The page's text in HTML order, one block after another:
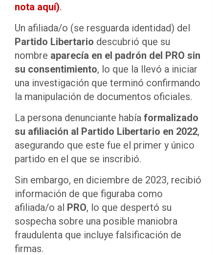
nota aquí).
Un afiliada/o (se resguarda identidad) del
Partido Libertario descubrió que su
nombre aparecía en el padrón del PRO sin
su consentimiento, lo que la llevó a iniciar
una investigación que terminó confirmando
la manipulación de documentos oficiales.
La persona denunciante había formalizado
su afiliación al Partido Libertario en 2022,
asegurando que este fue el primer y único
partido en el que se inscribió.
Sin embargo, en diciembre de 2023, recibió
información de que figuraba como
afiliada/o al PRO, lo que despertó su
sospecha sobre una posible maniobra
fraudulenta que incluye falsificación de
firmas.